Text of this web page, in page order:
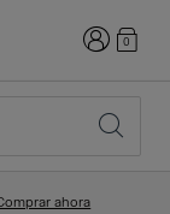
Iniciar0
ahora